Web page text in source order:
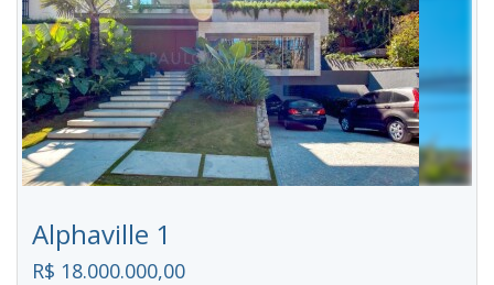
Alphaville 1
R$ 18.000.000,00